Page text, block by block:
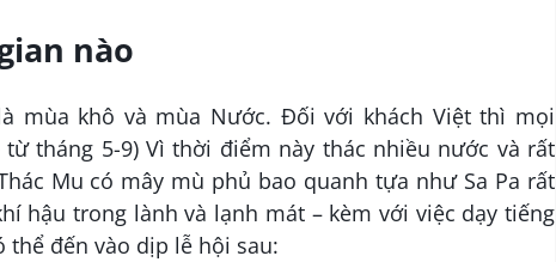
nào
mùa khô và mùa Nước. Đối với khách Việt thì mọi
tháng 5-9) Vì thời điểm này thác nhiều nước và rất
Mu có mây mù phủ bao quanh tựa như Sa Pa rất
hậu trong lành và lạnh mát – kèm với việc dạy tiếng
thể đến vào dịp lễ hội sau: